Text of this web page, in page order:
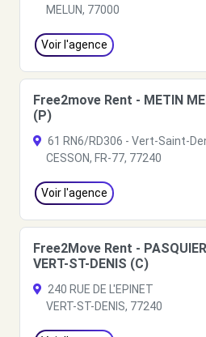
MELUN, 77000
Voir l'agence
Free2move Rent - METIN
(P)
61 RN6/RD306 - Vert-Saint-
CESSON, FR-77, 77240
Voir l'agence
Free2Move Rent -
VERT-ST-DENIS (C)
240 RUE DE L'EPINET
VERT-ST-DENIS, 77240